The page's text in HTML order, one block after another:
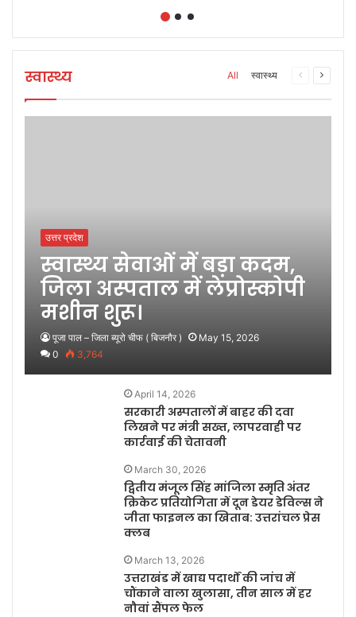
स्वास्थ्य All स्वास्थ्य
Previous
उत्तर प्रदेश
स्वास्थ्य सेवाओं में बड़ा कदम,
जिला अस्पताल में लेप्रोस्कोपी
मशीन शुरू।
पूजा पाल – जिला ब्यूरो चीफ ( बिजनौर )
May 15, 2026
0
3,764
April 14, 2026
सरकारी अस्पतालों में बाहर की दवा
लिखने पर मंत्री सख्त, लापरवाही पर
कार्रवाई की चेतावनी
March 30, 2026
द्वितीय मंजूल सिंह मांजिला स्मृति अंतर
क्रिकेट प्रतियोगिता में दून डेयर डेविल्स ने
जीता फाइनल का खिताब: उत्तरांचल प्रेस
क्लब
March 13, 2026
उत्तराखंड में खाद्य पदार्थों की जांच में
चौंकाने वाला खुलासा, तीन साल में हर
नौवां सैंपल फेल